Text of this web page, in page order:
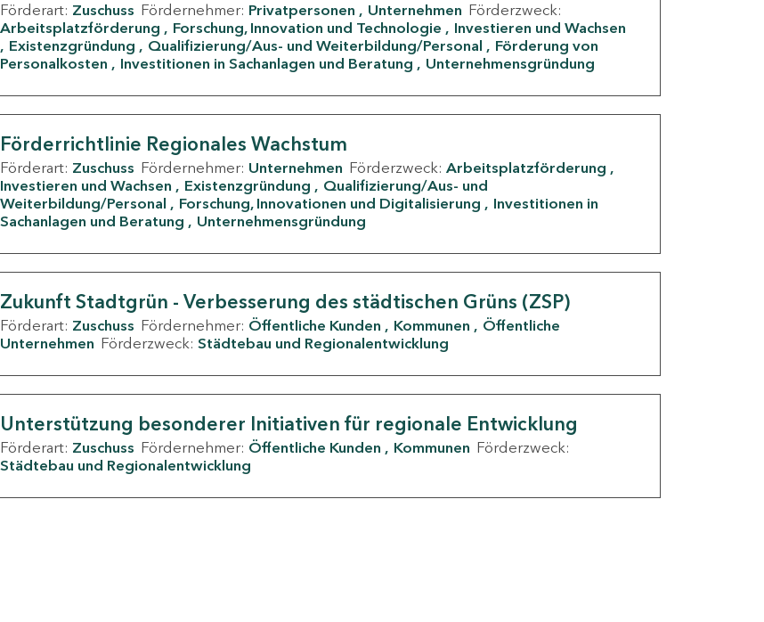
Förderart: Zuschuss Fördernehmer: Privatpersonen Unternehmen Förderzweck:
Arbeitsplatzförderung
Forschung, Innovation und Technologie
Investieren und Wachsen
Existenzgründung
Qualifizierung/Aus- und Weiterbildung/Personal
Förderung von
Personalkosten
Investitionen in Sachanlagen und Beratung Unternehmensgründung
Förderrichtlinie Regionales Wachstum
Förderart: Zuschuss Fördernehmer: Unternehmen Förderzweck: Arbeitsplatzförderung
Investieren und Wachsen
Existenzgründung
Qualifizierung/Aus- und
Weiterbildung/Personal
Forschung, Innovationen und Digitalisierung
Investitionen in
Sachanlagen und Beratung
Unternehmensgründung
Zukunft Stadtgrün - Verbesserung des städtischen Grüns (ZSP)
Förderart: Zuschuss Fördernehmer: Öffentliche Kunden Kommunen
Öffentliche
Unternehmen Förderzweck: Städtebau und Regionalentwicklung
Unterstützung besonderer Initiativen für regionale Entwicklung
Förderart: Zuschuss Fördernehmer: Öffentliche Kunden Kommunen Förderzweck:
Städtebau und Regionalentwicklung